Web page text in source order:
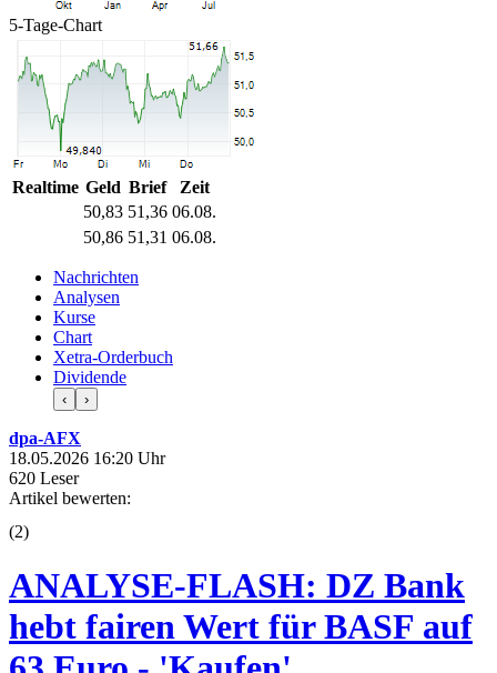
5-Tage-Chart
Realtime Geld Brief
Zeit
50,83 51,36 06.08.
50,86 51,31 06.08.
Nachrichten
Analysen
Kurse
Chart
Xetra-Orderbuch
Dividende
‹ ›
dpa-AFX
18.05.2026 16:20 Uhr
620 Leser
Artikel bewerten:
(2)
ANALYSE-FLASH: DZ Bank
hebt fairen Wert für BASF auf